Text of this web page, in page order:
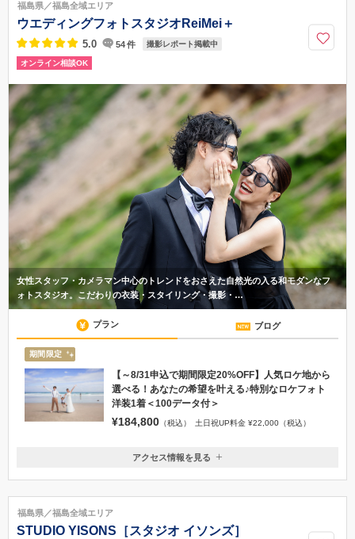
024-931-2546
福島県／福島全域エリア
ウエディングフォトスタジオReiMei＋
5.0 54件 撮影レポート掲載中
オンライン相談OK
女性スタッフ・カメラマン中心のトレンドをおさえた自然光の入る和モダンなフ
ォトスタジオ。こだわりの衣装・スタイリング・撮影・…
プラン ブログ
期間限定
【～8/31申込で期間限定20%OFF】人気ロケ地から
選べる！あなたの希望を叶える♪特別なロケフォト
洋装1着＜100データ付＞
¥184,800 （税込） 土日祝UP料金 ¥22,000（税込）
福島県郡山市富田町権現林9-1
分
アクセス情報を見る
福島県／福島全域エリア
STUDIO YISONS［スタジオ イソンズ］